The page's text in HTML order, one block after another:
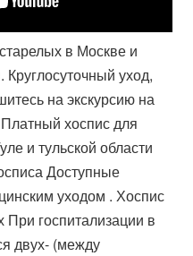
в Москве и
уход,
на экскурсию на
хоспис для
и тульской области
Доступные
уходом . Хоспис
При госпитализации в
двух- (между